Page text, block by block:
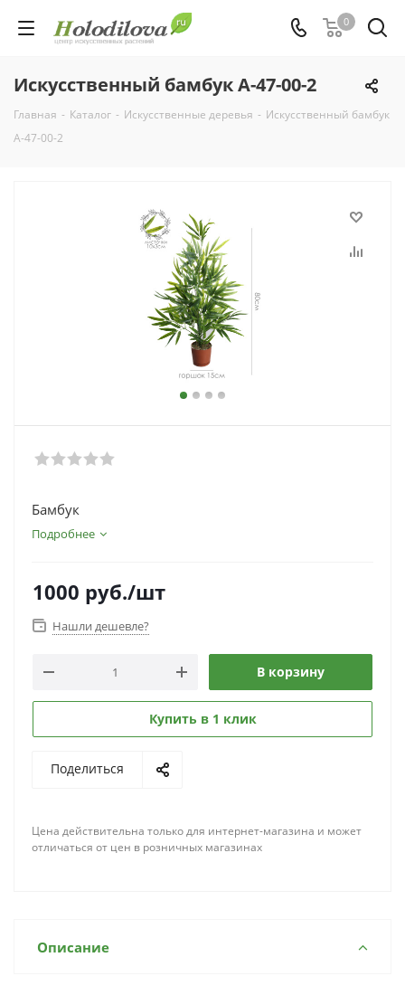
0
Искусственный бамбук А-47-00-2
Главная - Каталог - Искусственные деревья - Искусственный бамбук
А-47-00-2
Бамбук
Подробнее
1000 руб./шт
Нашли дешевле?
В корзину
Купить в 1 клик
Поделиться
Цена действительна только для интернет-магазина и может
отличаться от цен в розничных магазинах
Описание